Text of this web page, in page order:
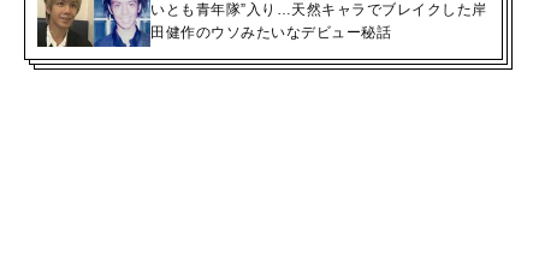
いとも青年隊”入り…天然キャラでブレイクした岸
田健作のウソみたいなデビュー秘話